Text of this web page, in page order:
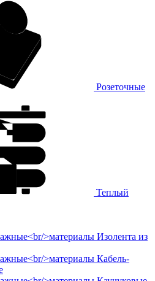
Розеточные
Теплый
Изолента из
Кабель-